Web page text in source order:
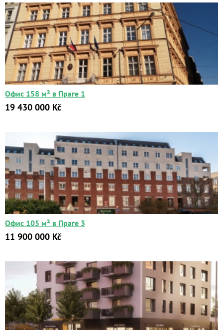
Офис 158 м² в Праге 1
19 430 000 Kč
Офис 105 м² в Праге 3
11 900 000 Kč